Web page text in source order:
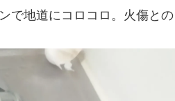
で地道にコロコロ。火傷との